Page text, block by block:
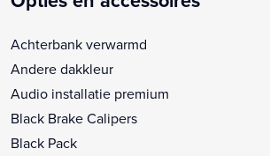
Achterbank verwarmd
Andere dakkleur
Audio installatie premium
Black Brake Calipers
Black Pack